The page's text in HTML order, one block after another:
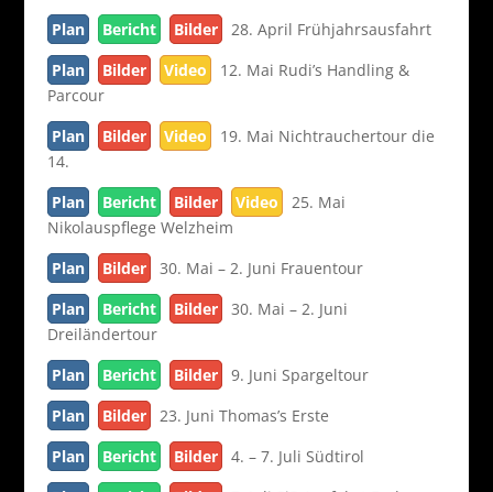
Plan
Bericht Bilder
28. April Frühjahrsausfahrt
Plan
Bilder Video
12. Mai Rudi’s Handling &
Parcour
Plan
Bilder Video
19. Mai Nichtrauchertour die
14.
Plan
Bericht Bilder Video
25. Mai
Nikolauspflege Welzheim
Plan
Bilder
30. Mai – 2. Juni Frauentour
Plan
Bericht Bilder
30. Mai – 2. Juni
Dreiländertour
Plan
Bericht Bilder
9. Juni Spargeltour
Plan
Bilder
23. Juni Thomas’s Erste
Plan
Bericht Bilder
4. – 7. Juli Südtirol